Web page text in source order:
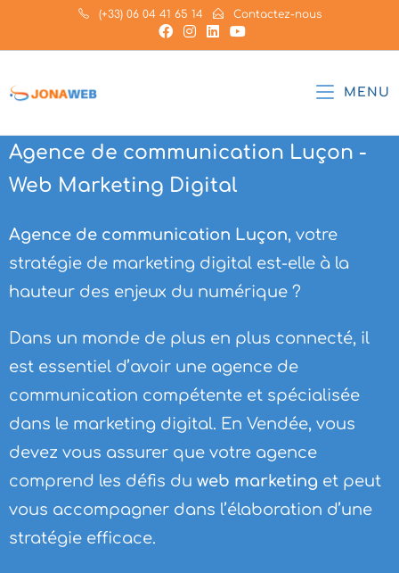
(+33) 06 04 41 65 14 Contactez-nous
MENU
Agence de communication Luçon -
Web Marketing Digital
Agence de communication Luçon, votre
stratégie de marketing digital est-elle à la
hauteur des enjeux du numérique ?
Dans un monde de plus en plus connecté, il
est essentiel d’avoir une agence de
communication compétente et spécialisée
dans le marketing digital. En Vendée, vous
devez vous assurer que votre agence
comprend les défis du web marketing et peut
vous accompagner dans l’élaboration d’une
stratégie efficace.